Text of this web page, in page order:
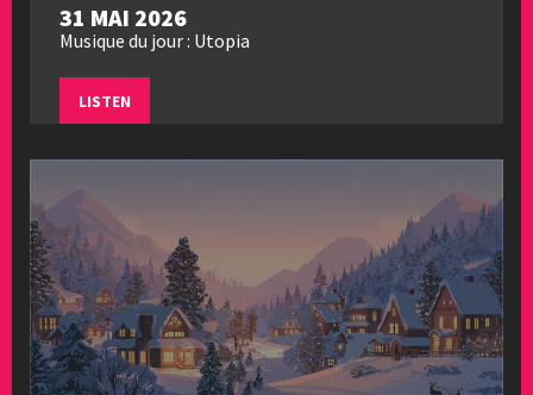
31 MAI 2026
Musique du jour : Utopia
LISTEN